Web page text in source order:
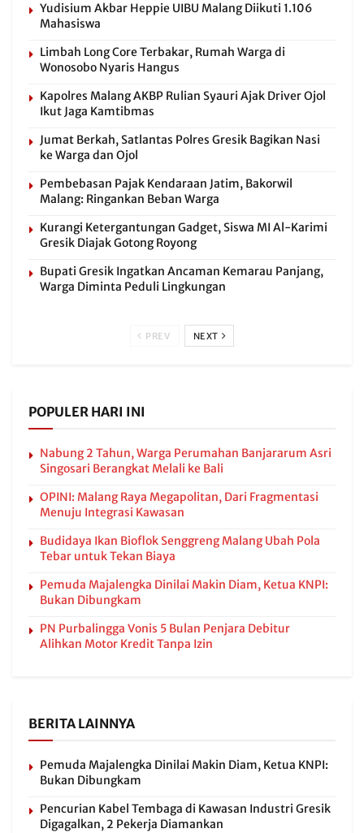
Yudisium Akbar Heppie UIBU Malang Diikuti 1.106
Mahasiswa
Limbah Long Core Terbakar, Rumah Warga di
Wonosobo Nyaris Hangus
Kapolres Malang AKBP Rulian Syauri Ajak Driver Ojol
Ikut Jaga Kamtibmas
Jumat Berkah, Satlantas Polres Gresik Bagikan Nasi
ke Warga dan Ojol
Pembebasan Pajak Kendaraan Jatim, Bakorwil
Malang: Ringankan Beban Warga
Kurangi Ketergantungan Gadget, Siswa MI Al-Karimi
Gresik Diajak Gotong Royong
Bupati Gresik Ingatkan Ancaman Kemarau Panjang,
Warga Diminta Peduli Lingkungan
PREV NEXT
POPULER HARI INI
Nabung 2 Tahun, Warga Perumahan Banjararum Asri
Singosari Berangkat Melali ke Bali
OPINI: Malang Raya Megapolitan, Dari Fragmentasi
Menuju Integrasi Kawasan
Budidaya Ikan Bioflok Senggreng Malang Ubah Pola
Tebar untuk Tekan Biaya
Pemuda Majalengka Dinilai Makin Diam, Ketua KNPI:
Bukan Dibungkam
PN Purbalingga Vonis 5 Bulan Penjara Debitur
Alihkan Motor Kredit Tanpa Izin
BERITA LAINNYA
Pemuda Majalengka Dinilai Makin Diam, Ketua KNPI:
Bukan Dibungkam
Pencurian Kabel Tembaga di Kawasan Industri Gresik
Digagalkan, 2 Pekerja Diamankan